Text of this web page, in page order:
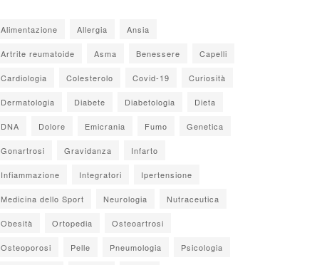
Alimentazione Allergia Ansia
Artrite reumatoide Asma Benessere Capelli
Cardiologia Colesterolo Covid-19 Curiosità
Dermatologia Diabete Diabetologia Dieta
DNA Dolore Emicrania Fumo Genetica
Gonartrosi Gravidanza Infarto
Infiammazione Integratori Ipertensione
Medicina dello Sport Neurologia Nutraceutica
Obesità Ortopedia Osteoartrosi
Osteoporosi Pelle Pneumologia Psicologia